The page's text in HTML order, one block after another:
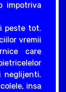
impotriva
peste tot.
vremii
care
neglijenti.
insa